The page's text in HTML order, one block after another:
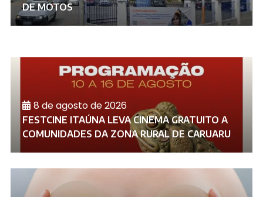
DE MOTOS
8 de agosto de 2026
FESTCINE ITAÚNA LEVA CINEMA GRATUITO A
COMUNIDADES DA ZONA RURAL DE CARUARU